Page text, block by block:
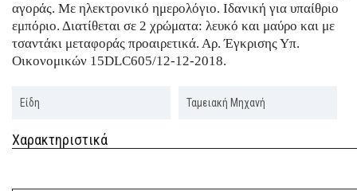
αγοράς. Με ηλεκτρονικό ημερολόγιο. Ιδανική για υπαίθριο
εμπόριο. Διατίθεται σε 2 χρώματα: λευκό και μαύρο και με
τσαντάκι μεταφοράς προαιρετικά. Αρ. Έγκρισης Υπ.
Οικονομικών 15DLC605/12-12-2018.
Είδη Ταμειακή Μηχανή
Χαρακτηριστικά